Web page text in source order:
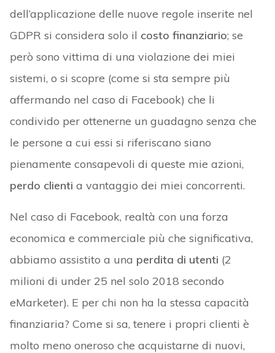
dell’applicazione delle nuove regole inserite nel
GDPR si considera solo il costo finanziario; se
però sono vittima di una violazione dei miei
sistemi, o si scopre (come si sta sempre più
affermando nel caso di Facebook) che li
condivido per ottenerne un guadagno senza che
le persone a cui essi si riferiscano siano
pienamente consapevoli di queste mie azioni,
perdo clienti a vantaggio dei miei concorrenti.
Nel caso di Facebook, realtà con una forza
economica e commerciale più che significativa,
abbiamo assistito a una perdita di utenti (2
milioni di under 25 nel solo 2018 secondo
eMarketer). E per chi non ha la stessa capacità
finanziaria? Come si sa, tenere i propri clienti è
molto meno oneroso che acquistarne di nuovi,